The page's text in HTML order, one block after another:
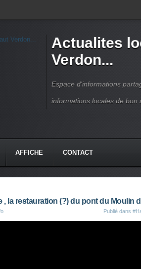
Actualites
Verdon...
Espace d'informations
informations locales de bon
AFFICHE CONTACT
la restauration (?) du pont du Moulin
Publié dans